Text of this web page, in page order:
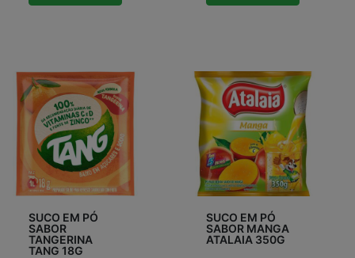
SUCO EM PÓ
SABOR
TANGERINA
TANG 18G
SUCO EM PÓ
SABOR MANGA
ATALAIA 350G